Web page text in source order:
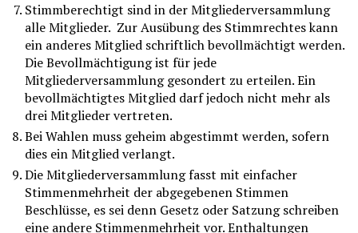
Stimmberechtigt sind in der Mitgliederversammlung
alle Mitglieder. Zur Ausübung des Stimmrechtes kann
ein anderes Mitglied schriftlich bevollmächtigt werden.
Die Bevollmächtigung ist für jede
Mitgliederversammlung gesondert zu erteilen. Ein
bevollmächtigtes Mitglied darf jedoch nicht mehr als
drei Mitglieder vertreten.
Bei Wahlen muss geheim abgestimmt werden, sofern
dies ein Mitglied verlangt.
Die Mitgliederversammlung fasst mit einfacher
Stimmenmehrheit der abgegebenen Stimmen
Beschlüsse, es sei denn Gesetz oder Satzung schreiben
eine andere Stimmenmehrheit vor. Enthaltungen